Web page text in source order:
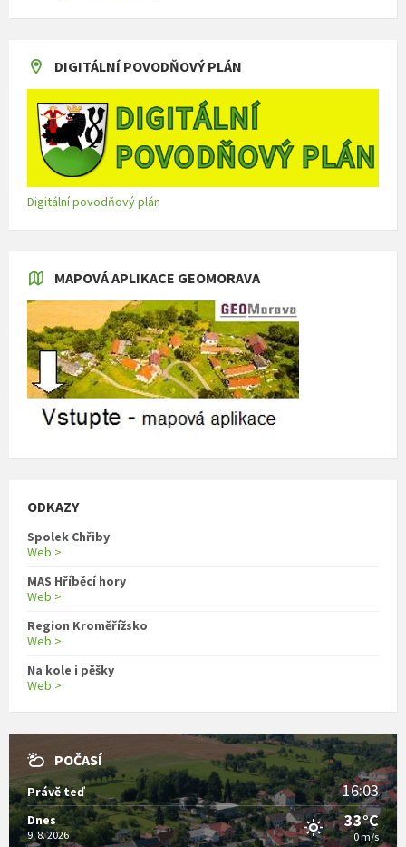
DIGITÁLNÍ POVODŇOVÝ PLÁN
Digitální povodňový plán
MAPOVÁ APLIKACE GEOMORAVA
ODKAZY
Spolek Chřiby
Web >
MAS Hříběcí hory
Web >
Region Kroměřížsko
Web >
Na kole i pěšky
Web >
POČASÍ
Právě teď 16:03
Dnes
9. 8. 2026
33°C
0 m/s